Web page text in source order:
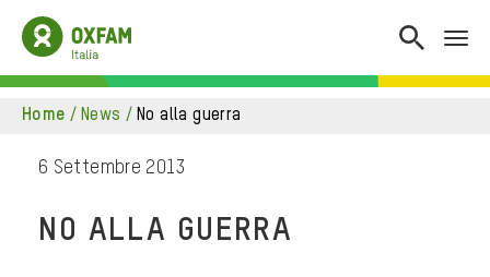
home / news / no alla guerra
6 Settembre 2013
NO ALLA GUERRA